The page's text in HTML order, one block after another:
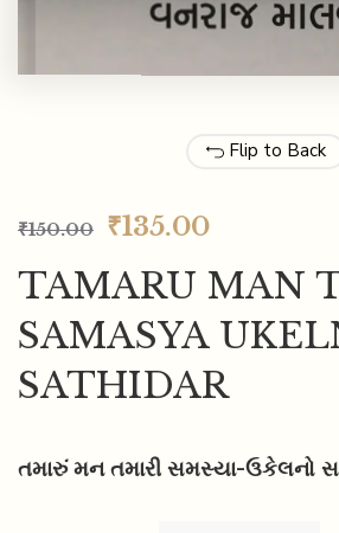
Flip to Back
₹150.00 ₹135.00
TAMARU MAN
SAMASYA
SATHIDAR
તમારું મન તમારી સમસ્યા-ઉકેલનો